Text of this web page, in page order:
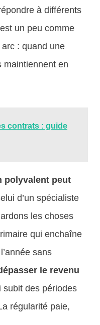
à différents
un peu comme
: quand une
maintiennent en
contrats : guide
polyvalent peut
d’un spécialiste
les choses
qui enchaîne
sans
le revenu
subit des périodes
régularité paie,